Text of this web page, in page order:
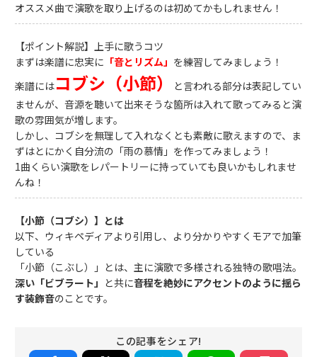
オススメ曲で演歌を取り上げるのは初めてかもしれません！
【ポイント解説】上手に歌うコツ
まずは楽譜に忠実に 「音とリズム」 を練習してみましょう！
楽譜にはコブシ（小節）
と言われる部分は表記してい
ませんが、音源を聴いて出来そうな箇所は入れて歌ってみると演
歌の雰囲気が増します。
しかし、コブシを無理して入れなくとも素敵に歌えますので、ま
ずはとにかく自分流の「雨の慕情」を作ってみましょう！
1曲くらい演歌をレパートリーに持っていても良いかもしれませ
んね！
【小節（コブシ）】とは
以下、ウィキペディアより引用し、より分かりやすくモアで加筆
している
「小節（こぶし）」とは、主に演歌で多様される独特の歌唱法。
深い「ビブラート」 と共に音程を絶妙にアクセントのように揺ら
す装飾音のことです。
この記事をシェア!